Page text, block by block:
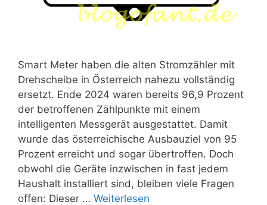
Smart Meter haben die alten Stromzähler mit
Drehscheibe in Österreich nahezu vollständig
ersetzt. Ende 2024 waren bereits 96,9 Prozent
der betroffenen Zählpunkte mit einem
intelligenten Messgerät ausgestattet. Damit
wurde das österreichische Ausbauziel von 95
Prozent erreicht und sogar übertroffen. Doch
obwohl die Geräte inzwischen in fast jedem
Haushalt installiert sind, bleiben viele Fragen
offen: Dieser … Weiterlesen